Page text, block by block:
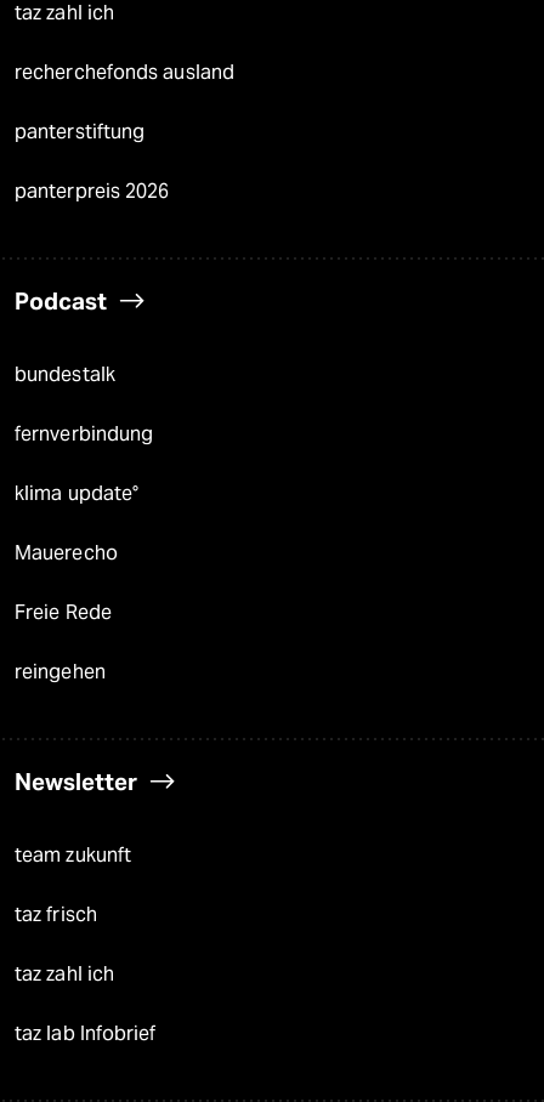
taz zahl ich
recherchefonds ausland
panterstiftung
panterpreis 2026
Podcast
bundestalk
fernverbindung
klima update°
Mauerecho
Freie Rede
reingehen
Newsletter
team zukunft
taz frisch
taz zahl ich
taz lab Infobrief